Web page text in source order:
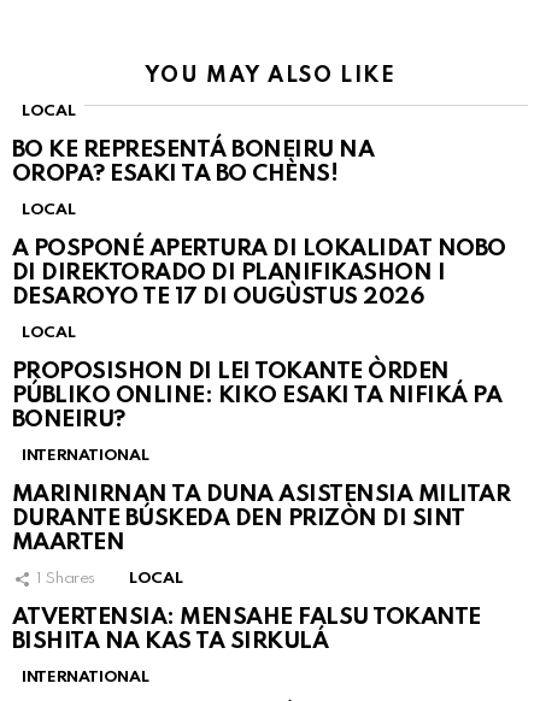
YOU MAY ALSO LIKE
LOCAL
BO KE REPRESENTÁ BONEIRU NA
OROPA? ESAKI TA BO CHÈNS!
LOCAL
A POSPONÉ APERTURA DI LOKALIDAT NOBO
DI DIREKTORADO DI PLANIFIKASHON I
DESAROYO TE 17 DI OUGÙSTUS 2026
LOCAL
PROPOSISHON DI LEI TOKANTE ÒRDEN
PÚBLIKO ONLINE: KIKO ESAKI TA NIFIKÁ PA
BONEIRU?
INTERNATIONAL
MARINIRNAN TA DUNA ASISTENSIA MILITAR
DURANTE BÚSKEDA DEN PRIZÒN DI SINT
MAARTEN
Shares LOCAL
ATVERTENSIA: MENSAHE FALSU TOKANTE
BISHITA NA KAS TA SIRKULÁ
INTERNATIONAL